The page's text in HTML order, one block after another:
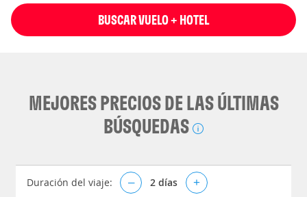
BUSCAR VUELO + HOTEL
MEJORES PRECIOS DE LAS ÚLTIMAS
BÚSQUEDAS
Duración del viaje: – 2 días +